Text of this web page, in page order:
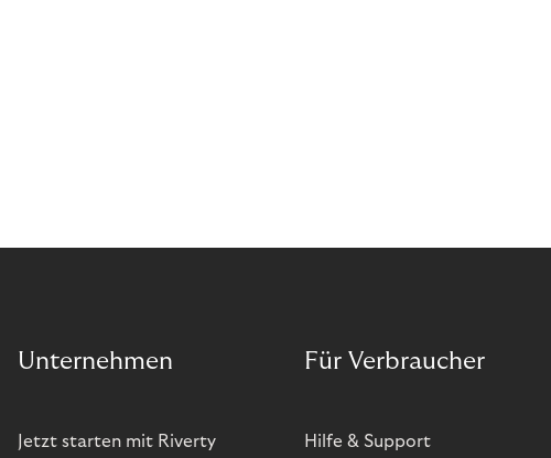
Unternehmen
Jetzt starten mit Riverty
Für Verbraucher
Hilfe & Support